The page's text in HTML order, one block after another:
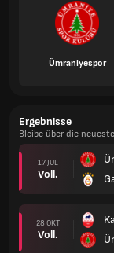
Ümraniyespor
Ergebnisse
Bleibe über die
17 JUL
Voll.
28 OKT
Voll.